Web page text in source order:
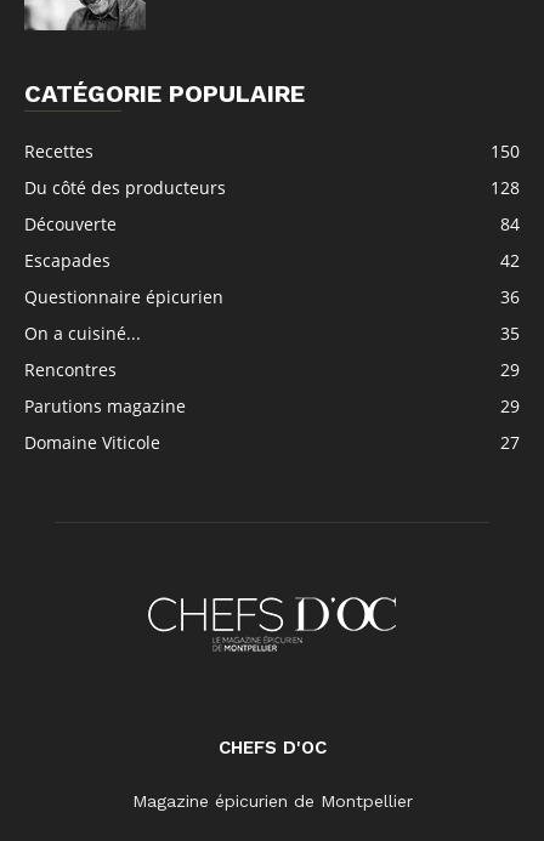
CATÉGORIE POPULAIRE
Recettes
150
Du côté des producteurs
128
Découverte
84
Escapades
42
Questionnaire épicurien
36
On a cuisiné...
35
Rencontres
29
Parutions magazine
29
Domaine Viticole
27
CHEFS D'OC
Magazine épicurien de Montpellier